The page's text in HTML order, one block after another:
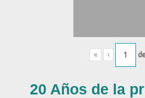
« ‹
20 Años de la